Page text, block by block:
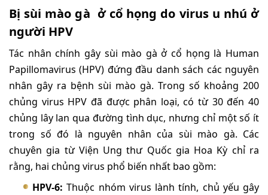
Bị sùi mào gà ở cổ họng do virus u nhú ở
người HPV
Tác nhân chính gây sùi mào gà ở cổ họng là Human
Papillomavirus (HPV) đứng đầu danh sách các nguyên
nhân gây ra bệnh sùi mào gà. Trong số khoảng 200
chủng virus HPV đã được phân loại, có từ 30 đến 40
chủng lây lan qua đường tình dục, nhưng chỉ một số ít
trong số đó là nguyên nhân của sùi mào gà. Các
chuyên gia từ Viện Ung thư Quốc gia Hoa Kỳ chỉ ra
rằng, hai chủng virus phổ biến nhất bao gồm:
HPV-6:Thuộc nhóm virus lành tính, chủ yếu gây